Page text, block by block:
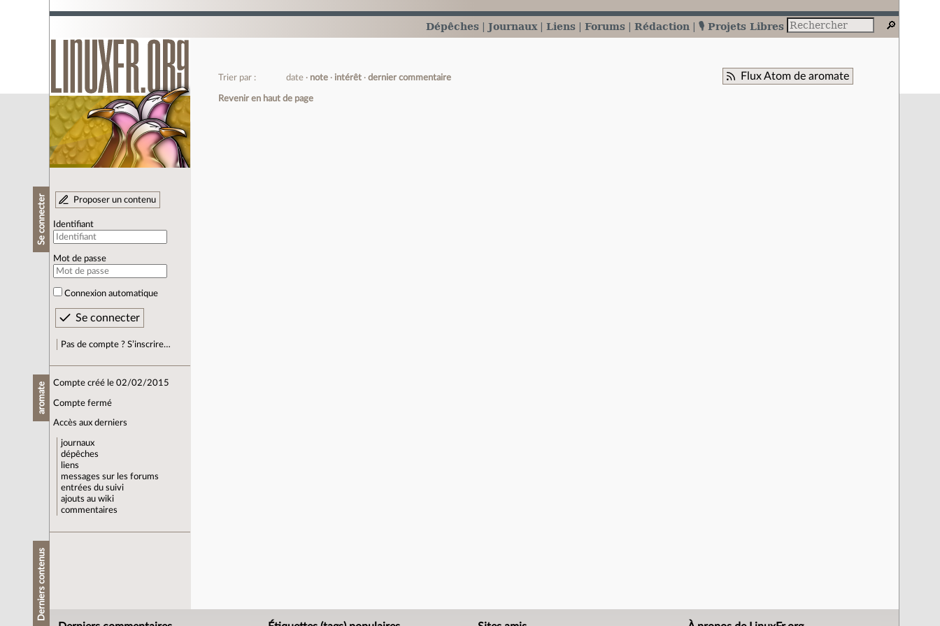
Dépêches Journaux Liens Forums Rédaction 🎙️ Projets Libres
Se connecter Proposer un contenu
Identifiant
Mot de passe
Connexion automatique
Pas de compte ? S’inscrire…
aromate Compte créé le 02/02/2015
Compte fermé
Accès aux derniers
journaux
dépêches
liens
messages sur les forums
entrées du suivi
ajouts au wiki
commentaires
Derniers contenus
Flux Atom de aromate
Trier par : date note intérêt dernier commentaire
Revenir en haut de page